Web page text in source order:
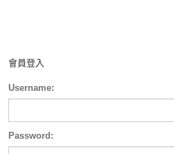
會員登入
Username:
Password: